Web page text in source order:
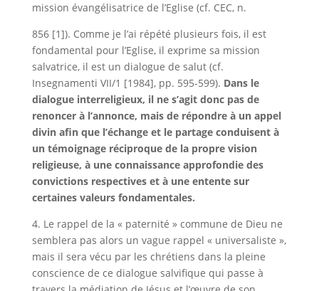
mission évangélisatrice de l’Eglise (cf. CEC, n.
856 [1]). Comme je l’ai répété plusieurs fois, il est
fondamental pour l’Eglise, il exprime sa mission
salvatrice, il est un dialogue de salut (cf.
Insegnamenti VII/1 [1984], pp. 595-599). Dans le
dialogue interreligieux, il ne s’agit donc pas de
renoncer à l’annonce, mais de répondre à un appel
divin afin que l’échange et le partage conduisent à
un témoignage réciproque de la propre vision
religieuse, à une connaissance approfondie des
convictions respectives et à une entente sur
certaines valeurs fondamentales.
4. Le rappel de la « paternité » commune de Dieu ne
semblera pas alors un vague rappel « universaliste »,
mais il sera vécu par les chrétiens dans la pleine
conscience de ce dialogue salvifique qui passe à